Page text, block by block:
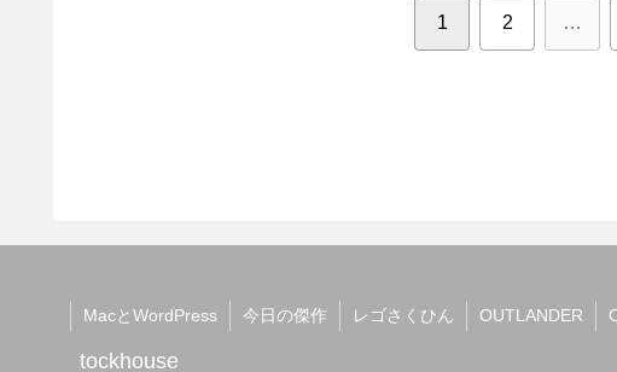
1 2 …
tockhouse
MacとWordPress 今日の傑作 レゴさくひん OUTLANDER